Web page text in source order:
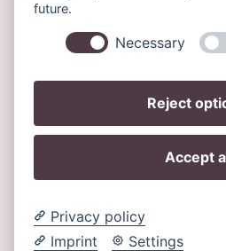
Jameda
© 2026 MVZ Deine Frauenaerzte
vorbehalten.
Datenschutz
Impressum
future.
Necessary
Reject
Accept
Privacy policy
Imprint
Settings